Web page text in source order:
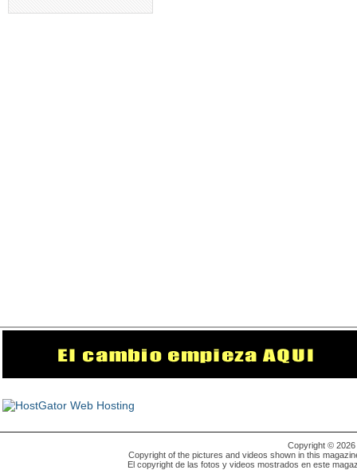
Copyright © 2026
Copyright of the pictures and videos shown in this
El copyright de las fotos y videos mostrados en este